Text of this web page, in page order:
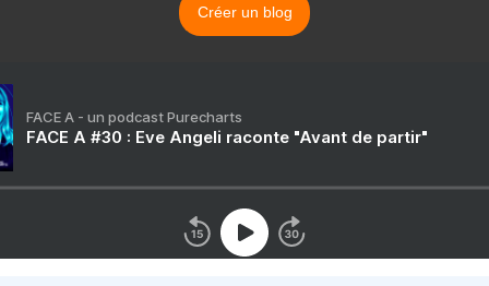
Créer un blog
FACE A - un podcast Purecharts
FACE A #30 : Eve Angeli raconte "Avant de partir"